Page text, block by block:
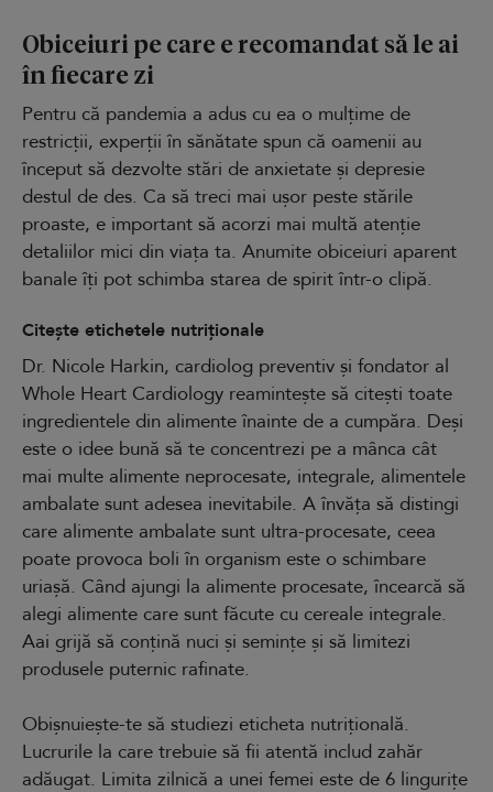
Obiceiuri pe care e recomandat să le ai
în fiecare zi
Pentru că pandemia a adus cu ea o mulțime de
restricții, experții în sănătate spun că oamenii au
început să dezvolte stări de anxietate și depresie
destul de des. Ca să treci mai ușor peste stările
proaste, e important să acorzi mai multă atenție
detaliilor mici din viața ta. Anumite obiceiuri aparent
banale îți pot schimba starea de spirit într-o clipă.
Citește etichetele nutriționale
Dr. Nicole Harkin, cardiolog preventiv și fondator al
Whole Heart Cardiology reamintește să citești toate
ingredientele din alimente înainte de a cumpăra. Deși
este o idee bună să te concentrezi pe a mânca cât
mai multe alimente neprocesate, integrale, alimentele
ambalate sunt adesea inevitabile. A învăța să distingi
care alimente ambalate sunt ultra-procesate, ceea
poate provoca boli în organism este o schimbare
uriașă. Când ajungi la alimente procesate, încearcă să
alegi alimente care sunt făcute cu cereale integrale.
Aai grijă să conțină nuci și semințe și să limitezi
produsele puternic rafinate.
Obișnuiește-te să studiezi eticheta nutrițională.
Lucrurile la care trebuie să fii atentă includ zahăr
adăugat. Limita zilnică a unei femei este de 6 lingurițe